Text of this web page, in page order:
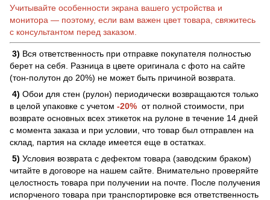
Учитывайте особенности экрана вашего устройства и
монитора — поэтому, если вам важен цвет товара, свяжитесь
с консультантом перед заказом.
3) Вся ответственность при отправке покупателя полностью
берет на себя. Разница в цвете оригинала с фото на сайте
(тон-полутон до 20%) не может быть причиной возврата.
4) Обои для стен (рулон) периодически возвращаются только
в целой упаковке с учетом -20% от полной стоимости, при
возврате основных всех этикеток на рулоне в течение 14 дней
с момента заказа и при условии, что товар был отправлен на
склад, партия на складе имеется еще в остатках.
5) Условия возврата с дефектом товара (заводским браком)
читайте в договоре на нашем сайте. Внимательно проверяйте
целостность товара при получении на почте. После получения
испорченого товара при транспортировке вся ответственность